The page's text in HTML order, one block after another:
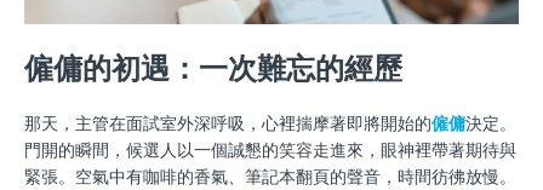
僱傭的初遇：一次難忘的經歷
那天，主管在面試室外深呼吸，心裡揣摩著即將開始的僱傭決定。
門開的瞬間，候選人以一個誠懇的笑容走進來，眼神裡帶著期待與
緊張。空氣中有咖啡的香氣、筆記本翻頁的聲音，時間彷彿放慢。